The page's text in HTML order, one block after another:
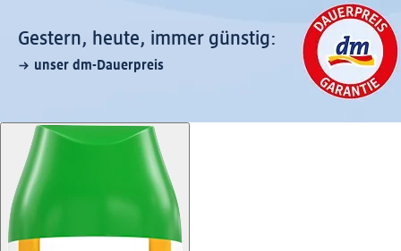
Gestern, heute, immer günstig:
unser dm-Dauerpreis